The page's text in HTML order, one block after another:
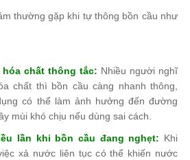
thường gặp khi tự thông bồn cầu như
hóa chất thông tắc: Nhiều người nghĩ
chất thì bồn cầu càng nhanh thông,
có thể làm ảnh hưởng đến đường
mùi khó chịu nếu dùng sai cách.
lần khi bồn cầu đang nghẹt: Khi
xả nước liên tục có thể khiến nước